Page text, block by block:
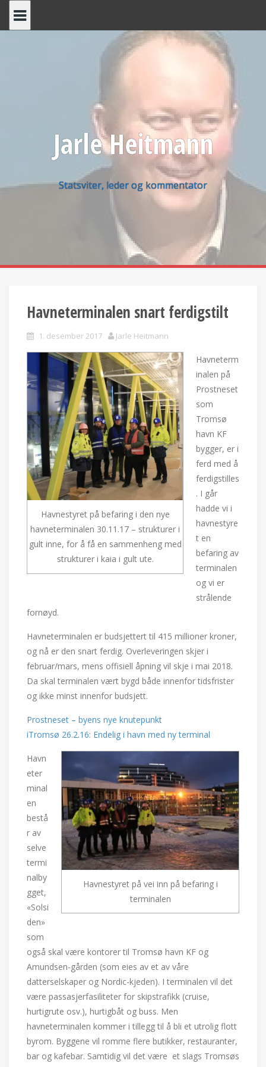
Jarle Heitmann
Statsviter, leder og kommentator
Havneterminalen snart ferdigstilt
1. desember 2017 Jarle Heitmann
Havnestyret på befaring i den nye
havneterminalen 30.11.17 – strukturer i
gult inne, for å få en sammenheng med
strukturer i kaia i gult ute.
Havneterm
inalen på
Prostneset
som
Tromsø
havn KF
bygger, er i
ferd med å
ferdigstilles
. I går
hadde vi i
havnestyre
t en
befaring av
terminalen
og vi er
strålende
fornøyd.
Havneterminalen er budsjettert til 415 millioner kroner,
og nå er den snart ferdig. Overleveringen skjer i
februar/mars, mens offisiell åpning vil skje i mai 2018.
Da skal terminalen vært bygd både innenfor tidsfrister
og ikke minst innenfor budsjett.
Prostneset – byens nye knutepunkt
iTromsø 26.2.16: Endelig i havn med ny terminal
Havnestyret på vei inn på befaring i
terminalen
Havn
eter
minal
en
bestå
r av
selve
termi
nalby
gget,
«Solsi
den»
som
også skal være kontorer til Tromsø havn KF og
Amundsen-gården (som eies av et av våre
datterselskaper og Nordic-kjeden). I terminalen vil det
være passasjerfasiliteter for skipstrafikk (cruise,
hurtigrute osv.), hurtigbåt og buss. Men
havneterminalen kommer i tillegg til å bli et utrolig flott
byrom. Byggene vil romme flere butikker, restauranter,
bar og kafebar. Samtidig vil det være et slags Tromsøs